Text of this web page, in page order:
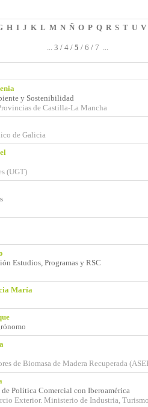
H I J K L M N Ñ O P Q R S T U V
... 3 / 4 / 5 / 6 / 7 ...
y Sostenibilidad
de Castilla-La Mancha
de Galicia
(UGT)
Estudios, Programas y RSC
María
de Biomasa de Madera Recuperada
Política Comercial con Iberoamérica
Exterior. Ministerio de Industria,